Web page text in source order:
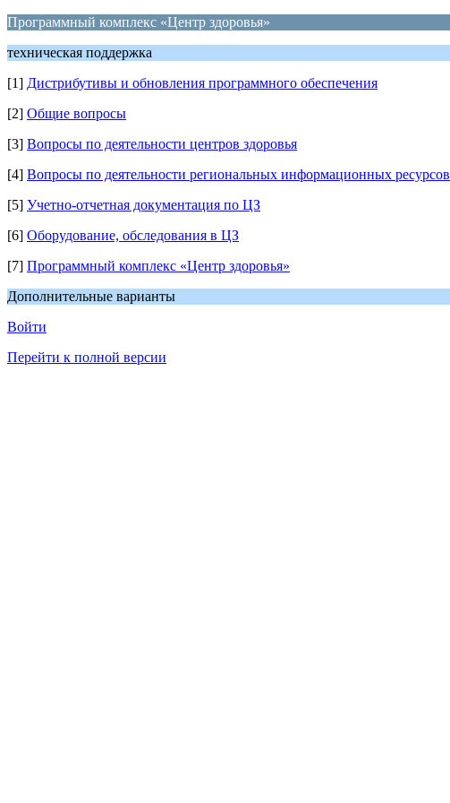
Программный комплекс «Центр здоровья»
техническая поддержка
[1] Дистрибутивы и обновления программного обеспечения
[2] Общие вопросы
[3] Вопросы по деятельности центров здоровья
[4] Вопросы по деятельности региональных информационных ресурсов
[5] Учетно-отчетная документация по ЦЗ
[6] Оборудование, обследования в ЦЗ
[7] Программный комплекс «Центр здоровья»
Дополнительные варианты
Войти
Перейти к полной версии